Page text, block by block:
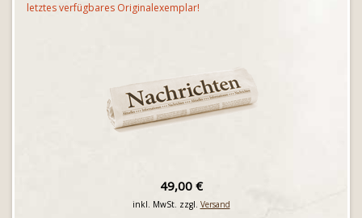
letztes verfügbares Originalexemplar!
49,00 €
inkl. MwSt. zzgl. Versand